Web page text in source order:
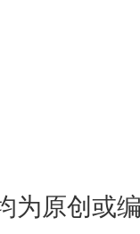
为原创或